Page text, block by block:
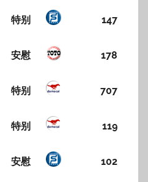
特别 147
安慰 178
特别 707
特别 119
安慰 102